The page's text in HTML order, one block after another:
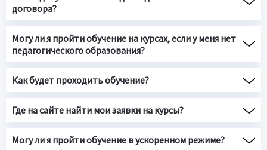
договора?
Могу ли я пройти обучение на курсах, если у меня нет
педагогического образования?
Как будет проходить обучение?
Где на сайте найти мои заявки на курсы?
Могу ли я пройти обучение в ускоренном режиме?